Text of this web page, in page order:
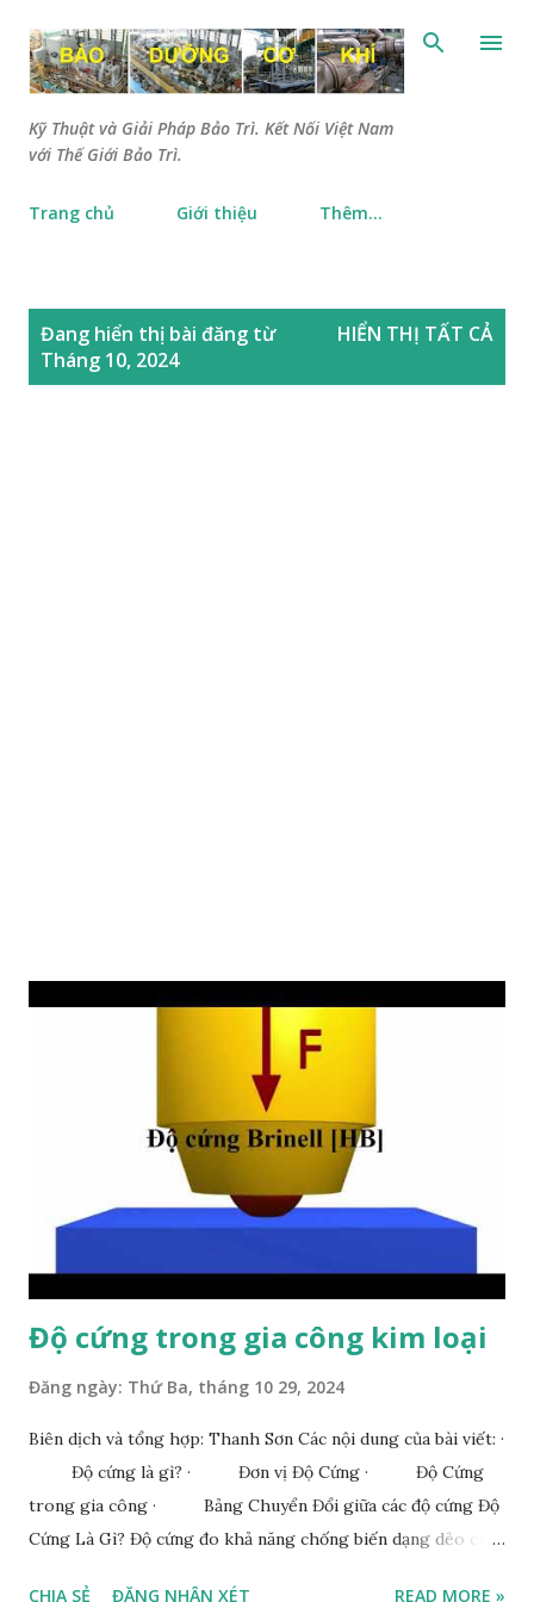
Chuyển đến nội dung chính
Kỹ Thuật và Giải Pháp Bảo Trì. Kết Nối Việt Nam
với Thế Giới Bảo Trì.
Trang chủ Giới thiệu Thêm…
Đang hiển thị bài đăng từ
Tháng 10, 2024
HIỂN THỊ TẤT CẢ
Độ cứng trong gia công kim loại
Đăng ngày: Thứ Ba, tháng 10 29, 2024
Biên dịch và tổng hợp: Thanh Sơn Các nội dung của bài viết: ·
Độ cứng là gì? · Đơn vị Độ Cứng · Độ Cứng
trong gia công · Bảng Chuyển Đổi giữa các độ cứng Độ
Cứng Là Gì? Độ cứng đo khả năng chống biến dạng dẻo cục
CHIA SẺ ĐĂNG NHẬN XÉT READ MORE »